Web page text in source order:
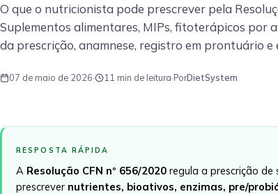
O que o nutricionista pode prescrever pela
Suplementos alimentares, MIPs, fitoterápicos por
da prescrição, anamnese, registro em prontuário e
07 de maio de 2026· 11 min de leitura·PorDietSystem
RESPOSTA RÁPIDA
A Resolução CFN nº 656/2020 regula a prescrição de
prescrever nutrientes, bioativos, enzimas, pre/